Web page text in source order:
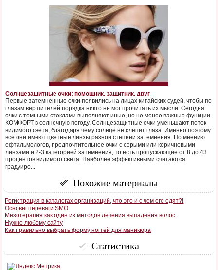
Солнцезащитные очки: помощник, защитник, друг
Первые затемненные очки появились на лицах китайских судей, чтобы по
глазам вершителей порядка никто не мог прочитать их мысли. Сегодня
очки с темными стеклами выполняют иные, но не менее важные функции.
КОМФОРТ в солнечную погоду. Солнцезащитные очки уменьшают поток
видимого света, благодаря чему солнце не слепит глаза. Именно поэтому
все они имеют цветные линзы разной степени затемнения. По мнению
офтальмологов, предпочтительнее очки с серыми или коричневыми
линзами и 2-3 категорией затемнения, то есть пропускающие от 8 до 43
процентов видимого света. Наиболее эффективными считаются
градуиро...
Похожие материалы
Регистрация в каталогах организаций, что это и с чем его едят?!
Основні переваги SMO
Мезотерапия как один из методов лечения выпадения волос
Нужно любому сайту
Как правильно выбрать форму ногтей для маникюра
Статистика